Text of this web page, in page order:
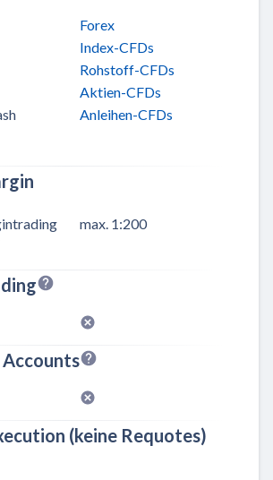
Forex
Index-CFDs
Rohstoff-CFDs
Aktien-CFDs
Anleihen-CFDs
max. 1:200
(keine Requotes)